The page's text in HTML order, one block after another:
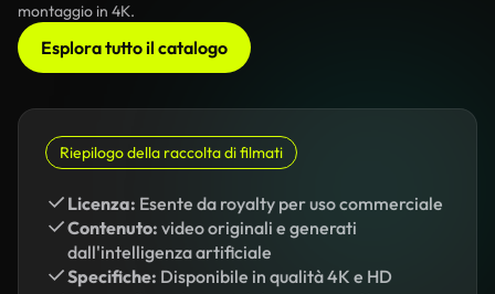
montaggio in 4K.
Esplora tutto il catalogo
Riepilogo della raccolta di filmati
Licenza: Esente da royalty per uso commerciale
Contenuto: video originali e generati
dall'intelligenza artificiale
Specifiche: Disponibile in qualità 4K e HD